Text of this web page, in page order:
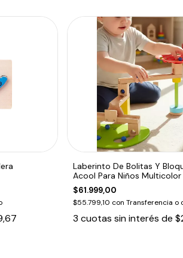
Laberinto De Bolitas Y
Acool Para Niños Multicolor
$61.999,00
$55.799,10 con Transferencia o
3 cuotas sin interés de